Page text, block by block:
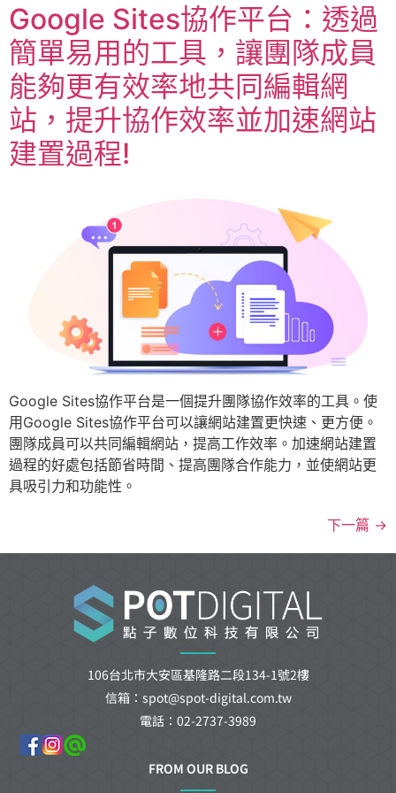
Google Sites協作平台：透過
簡單易用的工具，讓團隊成員
能夠更有效率地共同編輯網
站，提升協作效率並加速網站
建置過程!
Google Sites協作平台是一個提升團隊協作效率的工具。使
用Google Sites協作平台可以讓網站建置更快速、更方便。
團隊成員可以共同編輯網站，提高工作效率。加速網站建置
過程的好處包括節省時間、提高團隊合作能力，並使網站更
具吸引力和功能性。
下一篇 →
106台北市大安區基隆路二段134-1號2樓
信箱：spot@spot-digital.com.tw
電話：02-2737-3989
FROM OUR BLOG